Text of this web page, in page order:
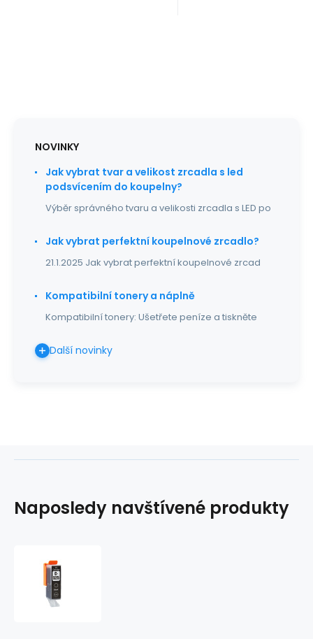
NOVINKY
Jak vybrat tvar a velikost zrcadla s led
podsvícením do koupelny?
Výběr správného tvaru a velikosti zrcadla s LED po
Jak vybrat perfektní koupelnové zrcadlo?
21.1.2025 Jak vybrat perfektní koupelnové zrcad
Kompatibilní tonery a náplně
Kompatibilní tonery: Ušetřete peníze a tiskněte
Další novinky
Naposledy navštívené produkty